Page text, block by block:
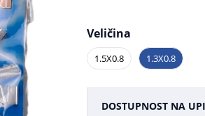
Veličina
1.5X0.8 1.3X0.8
DOSTUPNOST NA